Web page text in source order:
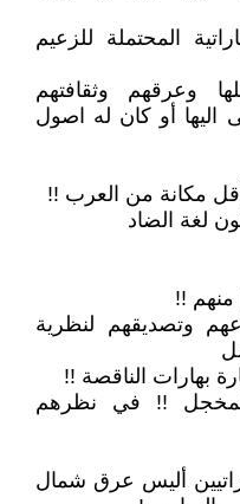
المحتملة للزعيم
وعرقهم وثقافتهم
اليها أو كان له اصول
مكانة من العرب !!
لغة الضاد
منهم !!
وتصديقهم لنظرية
بهارات الناقصة !!
المخجل !! في نظرهم
أليس عرق شمال